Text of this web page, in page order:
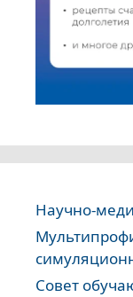
Научно-
Совет